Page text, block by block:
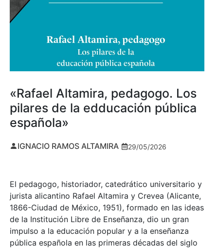
«Rafael Altamira, pedagogo. Los
pilares de la edducación pública
española»
IGNACIO RAMOS ALTAMIRA 29/05/2026
El pedagogo, historiador, catedrático universitario y
jurista alicantino Rafael Altamira y Crevea (Alicante,
1866-Ciudad de México, 1951), formado en las ideas
de la Institución Libre de Enseñanza, dio un gran
impulso a la educación popular y a la enseñanza
pública española en las primeras décadas del siglo